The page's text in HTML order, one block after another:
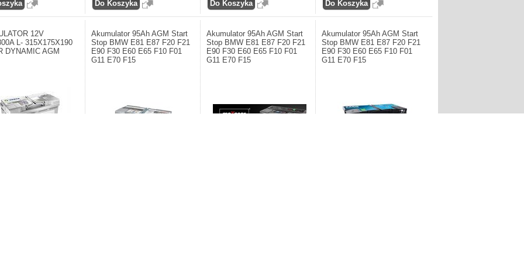
12V
L- 315X175X190
DYNAMIC AGM
Akumulator 95Ah AGM Start
Stop BMW E81 E87 F20 F21
E90 F30 E60 E65 F10 F01
G11 E70 F15
Akumulator 95Ah AGM Start
Stop BMW E81 E87 F20 F21
E90 F30 E60 E65 F10 F01
G11 E70 F15
Akumulator 95Ah AGM Start
Stop BMW E81 E87 F20 F21
E90 F30 E60 E65 F10 F01
G11 E70 F15